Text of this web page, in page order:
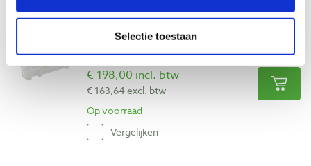
Selectie toestaan
Famag HM frezenset 22-delig (schacht 8
€ 198,00 incl. btw
€ 163,64 excl. btw
Op voorraad
Vergelijken